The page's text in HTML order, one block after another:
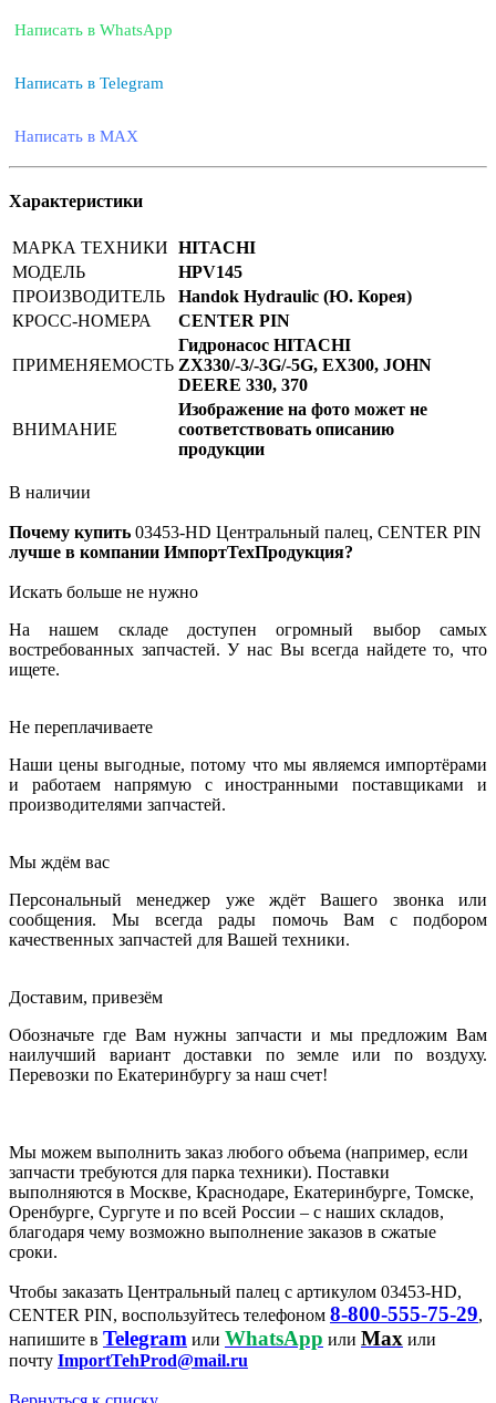
Написать в WhatsApp
Написать в Telegram
Написать в MAX
Характеристики
МАРКА ТЕХНИКИ HITACHI
МОДЕЛЬ
HPV145
ПРОИЗВОДИТЕЛЬ
Handok Hydraulic (Ю. Корея)
КРОСС-НОМЕРА
CENTER PIN
ПРИМЕНЯЕМОСТЬ
Гидронасос HITACHI
ZX330/-3/-3G/-5G, EX300, JOHN
DEERE 330, 370
ВНИМАНИЕ
Изображение на фото может не
соответствовать описанию
продукции
В наличии
Почему купить 03453-HD Центральный палец, CENTER PIN
лучше в компании ИмпортТехПродукция?
Искать больше не нужно
На нашем складе доступен огромный выбор самых
востребованных запчастей. У нас Вы всегда найдете то, что
ищете.
Не переплачиваете
Наши цены выгодные, потому что мы являемся импортёрами
и работаем напрямую с иностранными поставщиками и
производителями запчастей.
Мы ждём вас
Персональный менеджер уже ждёт Вашего звонка или
сообщения. Мы всегда рады помочь Вам с подбором
качественных запчастей для Вашей техники.
Доставим, привезём
Обозначьте где Вам нужны запчасти и мы предложим Вам
наилучший вариант доставки по земле или по воздуху.
Перевозки по Екатеринбургу за наш счет!
Мы можем выполнить заказ любого объема (например, если
запчасти требуются для парка техники). Поставки
выполняются в Москве, Краснодаре, Екатеринбурге, Томске,
Оренбурге, Сургуте и по всей России – с наших складов,
благодаря чему возможно выполнение заказов в сжатые
сроки.
Чтобы заказать Центральный палец с артикулом 03453-HD,
CENTER PIN, воспользуйтесь телефоном 8-800-555-75-29,
напишите в Telegram или WhatsApp или Max или
почту ImportTehProd@mail.ru